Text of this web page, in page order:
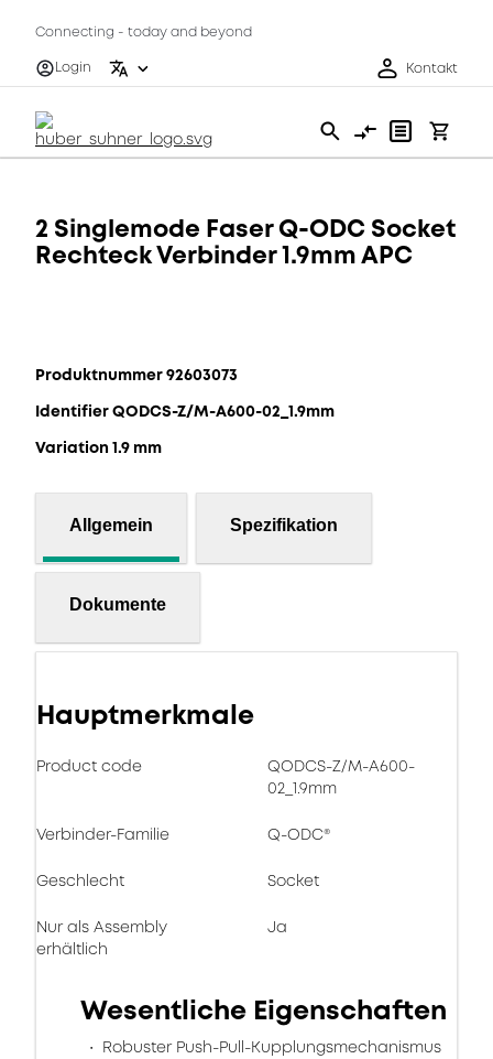
Connecting - today and beyond
Login
Kontakt
2 Singlemode Faser Q-ODC Socket
Rechteck Verbinder 1.9mm APC
Produktnummer 92603073
Identifier QODCS-Z/M-A600-02_1.9mm
Variation 1.9 mm
Allgemein Spezifikation
Dokumente
Hauptmerkmale
Product code
QODCS-Z/M-A600-
02_1.9mm
Verbinder-Familie Q-ODC®
Geschlecht Socket
Nur als Assembly
erhältlich
Ja
Wesentliche Eigenschaften
Robuster Push-Pull-Kupplungsmechanismus